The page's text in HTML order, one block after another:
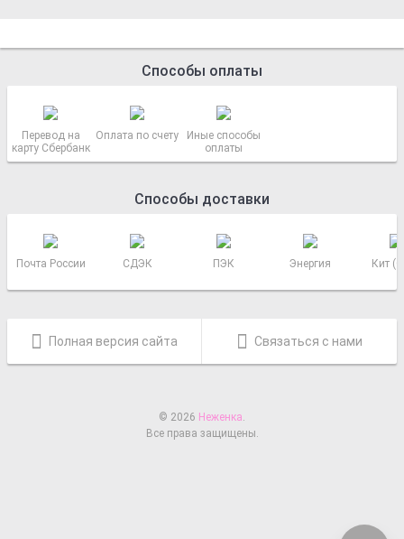
Способы оплаты
Перевод на
карту Сбербанк
Оплата по счету
Иные способы
оплаты
Способы доставки
Почта России СДЭК ПЭК Энергия Кит
Полная версия сайта Связаться с нами
© 2026 Неженка.
Все права защищены.